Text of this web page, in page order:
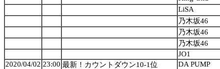
LiSA
乃木坂46
乃木坂46
乃木坂46
JO1
2020/04/02 23:00 最新！カウントダウン10-1位
DA PUMP